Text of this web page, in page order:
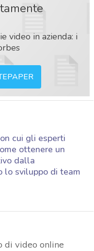
video in azienda: i
cui gli esperti
ottenere un
dalla
lo sviluppo di team
di video online